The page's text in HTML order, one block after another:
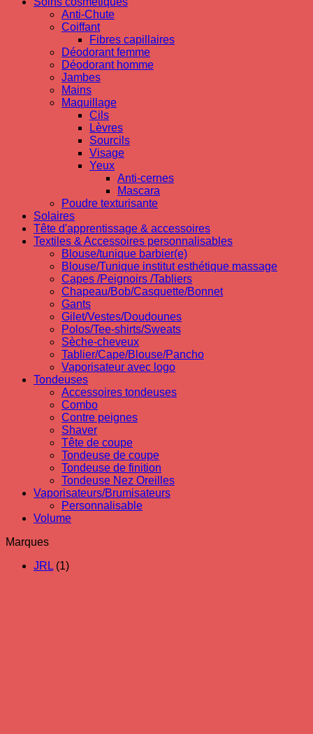
Anti-Chute
Coiffant
Fibres capillaires
Déodorant femme
Déodorant homme
Jambes
Mains
Maquillage
Cils
Lèvres
Sourcils
Visage
Yeux
Anti-cernes
Mascara
Poudre texturisante
Solaires
Tête d'apprentissage & accessoires
Textiles & Accessoires personnalisables
Blouse/tunique barbier(e)
Blouse/Tunique institut esthétique massage
Capes /Peignoirs /Tabliers
Chapeau/Bob/Casquette/Bonnet
Gants
Gilet/Vestes/Doudounes
Polos/Tee-shirts/Sweats
Sèche-cheveux
Tablier/Cape/Blouse/Pancho
Vaporisateur avec logo
Tondeuses
Accessoires tondeuses
Combo
Contre peignes
Shaver
Tête de coupe
Tondeuse de coupe
Tondeuse de finition
Tondeuse Nez Oreilles
Vaporisateurs/Brumisateurs
Personnalisable
Volume
Marques
JRL (1)